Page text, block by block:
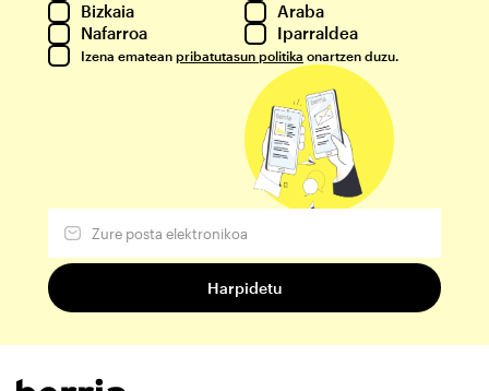
Bizkaia
Araba
Nafarroa
Iparraldea
Izena ematean pribatutasun politika onartzen duzu.